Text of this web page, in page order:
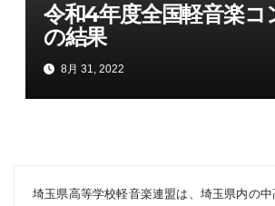
令和4年度全国軽音楽コ
の結果
8月 31, 2022
埼玉県高等学校軽音楽連盟は、埼玉県内の